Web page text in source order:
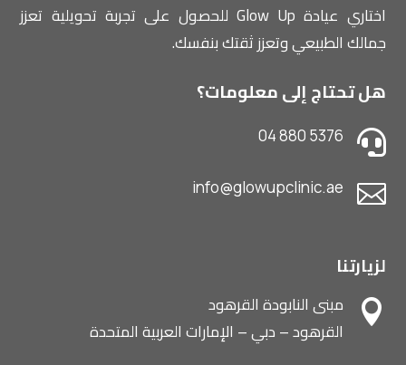
اختاري عيادة Glow Up للحصول على تجربة تحويلية تعزز
جمالك الطبيعي وتعزز ثقتك بنفسك.
هل تحتاج إلى معلومات؟

04 880 5376

info@glowupclinic.ae
لزيارتنا

مبنى النابودة القرهود
القرهود – دبي – الإمارات العربية المتحدة